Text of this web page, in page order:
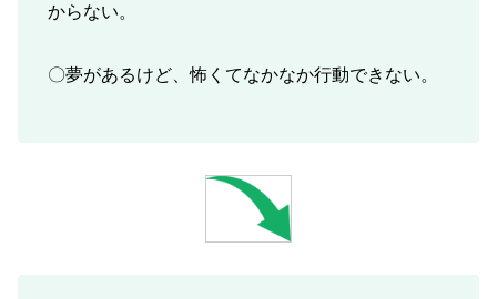
からない。
〇夢があるけど、怖くてなかなか行動できない。